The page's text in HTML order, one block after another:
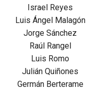
Israel Reyes
Luis Ángel Malagón
Jorge Sánchez
Raúl Rangel
Luis Romo
Julián Quiñones
Germán Berterame